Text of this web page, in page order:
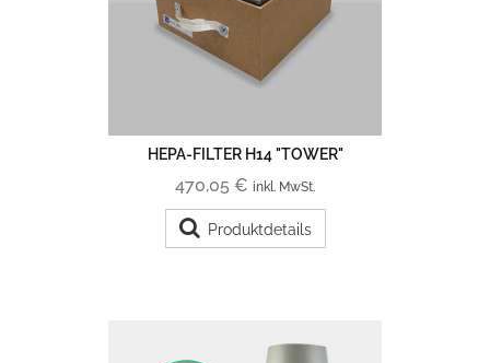
HEPA-FILTER H14 "TOWER"
470,05 € inkl. MwSt.
Produktdetails